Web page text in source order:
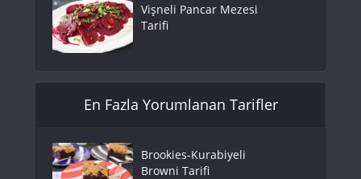
Vişneli Pancar Mezesi
Tarifi
En Fazla Yorumlanan Tarifler
Brookies-Kurabiyeli
Browni Tarifi